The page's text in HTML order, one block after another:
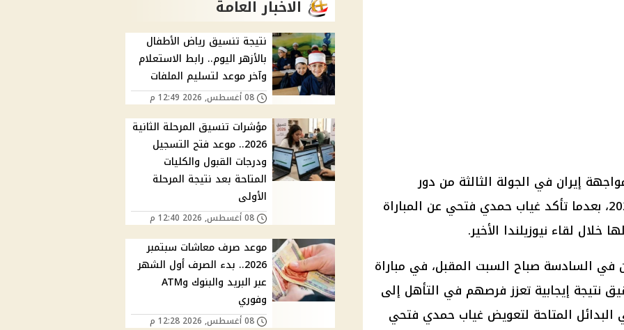
إيران في الجولة الثالثة من دور
المجموعات ببطولة كأس العالم 2026، بعدما تأكد غياب حمدي فتحي عن المباراة
خلال لقاء نيوزيلندا الأخير.
في السادسة صباح السبت المقبل، في مباراة
نتيجة إيجابية تعزز فرصهم في التأهل إلى
الفني البدائل المتاحة لتعويض غياب حمدي فتحي
الاخبار العامة
نتيجة تنسيق رياض الأطفال
بالأزهر اليوم.. رابط الاستعلام
وآخر موعد لتسليم الملفات
08 أغسطس, 2026 12:49 م
مؤشرات تنسيق المرحلة الثانية
2026.. موعد فتح التسجيل
ودرجات القبول والكليات
المتاحة بعد نتيجة المرحلة
الأولى
08 أغسطس, 2026 12:40 م
موعد صرف معاشات سبتمبر
2026.. بدء الصرف أول الشهر
عبر البريد والبنوك وATM
وفوري
08 أغسطس, 2026 12:28 م